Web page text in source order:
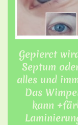
Gepierct
Septum
alles und
Das
kann